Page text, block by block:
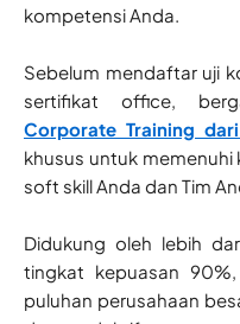
kompetensi Anda.
Sebelum mendaftar uji
sertifikat office,
Corporate Training
khusus untuk
soft skill Anda dan Tim
Didukung oleh lebih
tingkat kepuasan
puluhan perusahaan